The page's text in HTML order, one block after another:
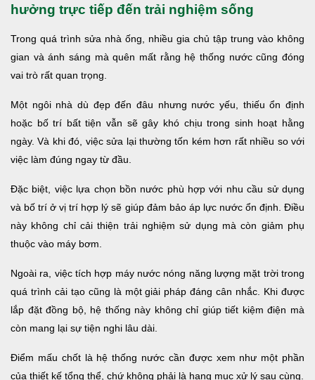
hưởng trực tiếp đến trải nghiệm sống
Trong quá trình sửa nhà ống, nhiều gia chủ tập trung vào không
gian và ánh sáng mà quên mất rằng hệ thống nước cũng đóng
vai trò rất quan trọng.
Một ngôi nhà dù đẹp đến đâu nhưng nước yếu, thiếu ổn định
hoặc bố trí bất tiện vẫn sẽ gây khó chịu trong sinh hoạt hằng
ngày. Và khi đó, việc sửa lại thường tốn kém hơn rất nhiều so với
việc làm đúng ngay từ đầu.
Đặc biệt, việc lựa chọn bồn nước phù hợp với nhu cầu sử dụng
và bố trí ở vị trí hợp lý sẽ giúp đảm bảo áp lực nước ổn định. Điều
này không chỉ cải thiện trải nghiệm sử dụng mà còn giảm phụ
thuộc vào máy bơm.
Ngoài ra, việc tích hợp máy nước nóng năng lượng mặt trời trong
quá trình cải tạo cũng là một giải pháp đáng cân nhắc. Khi được
lắp đặt đồng bộ, hệ thống này không chỉ giúp tiết kiệm điện mà
còn mang lại sự tiện nghi lâu dài.
Điểm mấu chốt là hệ thống nước cần được xem như một phần
của thiết kế tổng thể, chứ không phải là hạng mục xử lý sau cùng.